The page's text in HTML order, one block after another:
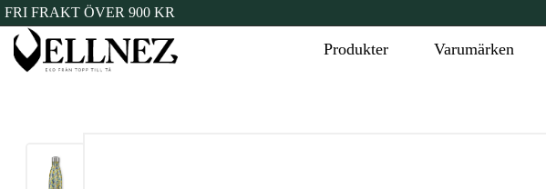
FRI FRAKT ÖVER 900 KR
Produkter Varumärken